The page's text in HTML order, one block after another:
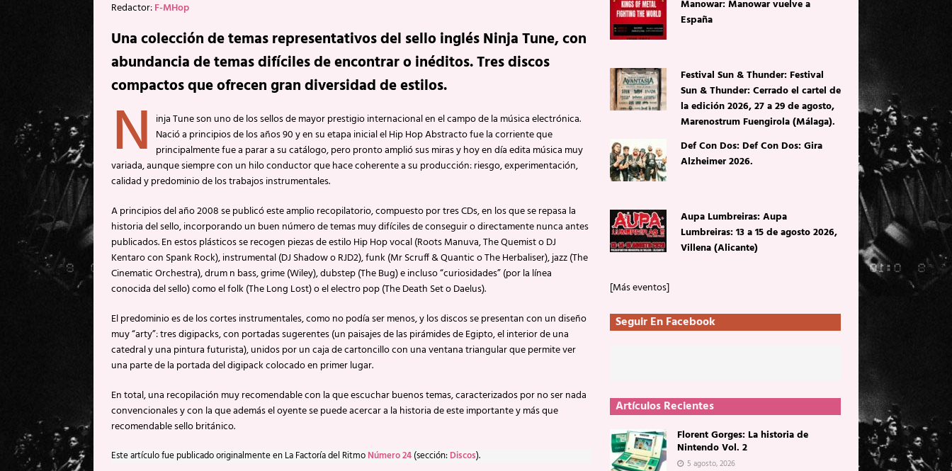
Redactor:F-MHop
Una colección de temas representativos del sello inglés Ninja Tune, con
abundancia de temas difíciles de encontrar o inéditos. Tres discos
compactos que ofrecen gran diversidad de estilos.
N inja Tune son uno de los sellos de mayor prestigio internacional en el campo de la música electrónica.
Nació a principios de los años 90 y en su etapa inicial el Hip Hop Abstracto fue la corriente que
principalmente fue a parar a su catálogo, pero pronto amplió sus miras y hoy en día edita música muy
variada, aunque siempre con un hilo conductor que hace coherente a su producción: riesgo, experimentación,
calidad y predominio de los trabajos instrumentales.
A principios del año 2008 se publicó este amplio recopilatorio, compuesto por tres CDs, en los que se repasa la
historia del sello, incorporando un buen número de temas muy difíciles de conseguir o directamente nunca antes
publicados. En estos plásticos se recogen piezas de estilo Hip Hop vocal (Roots Manuva, The Quemist o DJ
Kentaro con Spank Rock), instrumental (DJ Shadow o RJD2), funk (Mr Scruff & Quantic o The Herbaliser), jazz (The
Cinematic Orchestra), drum n bass, grime (Wiley), dubstep (The Bug) e incluso “curiosidades” (por la línea
conocida del sello) como el folk (The Long Lost) o el electro pop (The Death Set o Daelus).
El predominio es de los cortes instrumentales, como no podía ser menos, y los discos se presentan con un diseño
muy “arty”: tres digipacks, con portadas sugerentes (un paisajes de las pirámides de Egipto, el interior de una
catedral y una pintura futurista), unidos por un caja de cartoncillo con una ventana triangular que permite ver
una parte de la portada del digipack colocado en primer lugar.
En total, una recopilación muy recomendable con la que escuchar buenos temas, caracterizados por no ser nada
convencionales y con la que además el oyente se puede acercar a la historia de este importante y más que
recomendable sello británico.
Este artículo fue publicado originalmente en La Factoría del Ritmo Número 24 (sección: Discos).
Manowar: Manowar vuelve a
España
Festival Sun & Thunder: Festival
Sun & Thunder: Cerrado el cartel de
la edición 2026, 27 a 29 de agosto,
Marenostrum Fuengirola (Málaga).
Def Con Dos: Def Con Dos: Gira
Alzheimer 2026.
Aupa Lumbreiras: Aupa
Lumbreiras: 13 a 15 de agosto 2026,
Villena (Alicante)
[Más eventos]
Seguir En Facebook
Artículos Recientes
Florent Gorges: La historia de
Nintendo Vol. 2
5 agosto, 2026